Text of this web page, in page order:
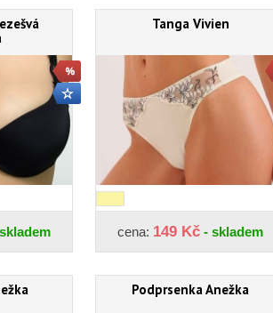
Tanga Vivien
cena: 149 Kč - skladem
Podprsenka Anežka